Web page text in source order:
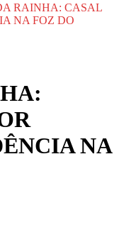
RAINHA: CASAL
NA FOZ DO
NA